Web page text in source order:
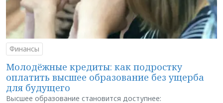
Финансы
Молодёжные кредиты: как подростку
оплатить высшее образование без ущерба
для будущего
Высшее образование становится доступнее: